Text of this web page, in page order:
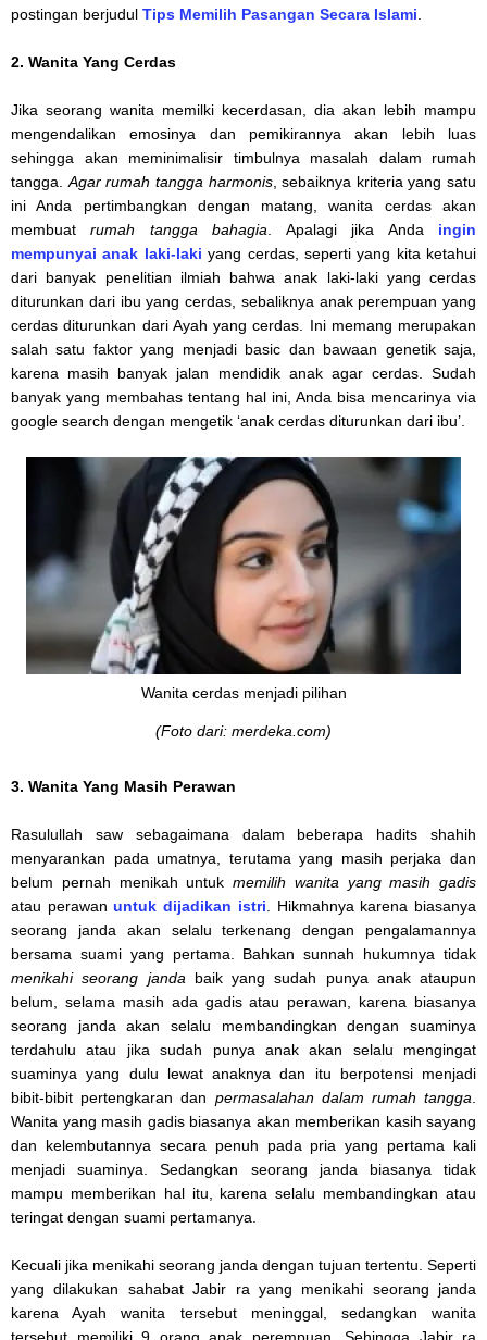
postingan berjudul Tips Memilih Pasangan Secara Islami
2. Wanita Yang Cerdas
Jika seorang wanita memilki kecerdasan, dia akan lebih mampu
mengendalikan emosinya dan pemikirannya akan lebih luas
sehingga akan meminimalisir timbulnya masalah dalam rumah
tangga. Agar rumah tangga harmonis, sebaiknya kriteria yang satu
ini Anda pertimbangkan dengan matang, wanita cerdas akan
membuatrumah tangga bahagia . Apalagi jika Anda ingin
mempunyai anak laki-laki yang cerdas, seperti yang kita ketahui
dari banyak penelitian ilmiah bahwa anak laki-laki yang cerdas
diturunkan dari ibu yang cerdas, sebaliknya anak perempuan yang
cerdas diturunkan dari Ayah yang cerdas. Ini memang merupakan
salah satu faktor yang menjadi basic dan bawaan genetik saja,
karena masih banyak jalan mendidik anak agar cerdas. Sudah
banyak yang membahas tentang hal ini, Anda bisa mencarinya via
google search dengan mengetik ‘anak cerdas diturunkan dari ibu’.
Wanita cerdas menjadi pilihan
(Foto dari: merdeka.com)
3. Wanita Yang Masih Perawan
Rasulullah saw sebagaimana dalam beberapa hadits shahih
menyarankan pada umatnya, terutama yang masih perjaka dan
belum pernah menikah untuk memilih wanita yang masih gadis
atau perawanuntuk dijadikan istri . Hikmahnya karena biasanya
seorang janda akan selalu terkenang dengan pengalamannya
bersama suami yang pertama. Bahkan sunnah hukumnya tidak
menikahi seorang janda baik yang sudah punya anak ataupun
belum, selama masih ada gadis atau perawan, karena biasanya
seorang janda akan selalu membandingkan dengan suaminya
terdahulu atau jika sudah punya anak akan selalu mengingat
suaminya yang dulu lewat anaknya dan itu berpotensi menjadi
bibit-bibit pertengkaran dan permasalahan dalam rumah tangga
Wanita yang masih gadis biasanya akan memberikan kasih sayang
dan kelembutannya secara penuh pada pria yang pertama kali
menjadi suaminya. Sedangkan seorang janda biasanya tidak
mampu memberikan hal itu, karena selalu membandingkan atau
teringat dengan suami pertamanya.
Kecuali jika menikahi seorang janda dengan tujuan tertentu. Seperti
yang dilakukan sahabat Jabir ra yang menikahi seorang janda
karena Ayah wanita tersebut meninggal, sedangkan wanita
tersebut memiliki 9 orang anak perempuan. Sehingga Jabir ra